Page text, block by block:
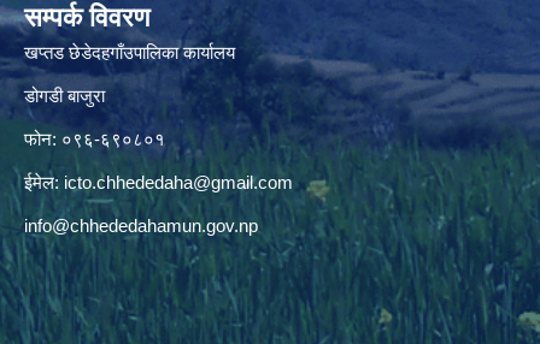
सम्पर्क विवरण
खप्तड छेडेदहगाँउपालिका कार्यालय
डोगडी बाजुरा
फोन: ०९६-६९०८०१
ईमेल: icto.chhededaha@gmail.com
info@chhededahamun.gov.np